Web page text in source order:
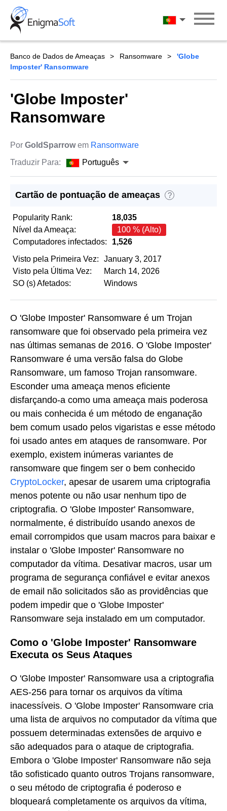
Skip
content
Português
Banco de Dados de Ameaças Ransomware
'Globe
Imposter' Ransomware
'Globe Imposter'
Ransomware
Por GoldSparrowem Ransomware
Traduzir Para:
Português
Cartão de pontuação de ameaças ?
Popularity Rank:
18,035
Nível da Ameaça:
100 % (Alto)
Computadores infectados:
1,526
Visto pela Primeira Vez:
January 3, 2017
Visto pela Última Vez:
March 14, 2026
SO (s) Afetados:
Windows
O 'Globe Imposter' Ransomware é um Trojan
ransomware que foi observado pela primeira vez
nas últimas semanas de 2016. O 'Globe Imposter'
Ransomware é uma versão falsa do Globe
Ransomware, um famoso Trojan ransomware.
Esconder uma ameaça menos eficiente
disfarçando-a como uma ameaça mais poderosa
ou mais conhecida é um método de enganação
bem comum usado pelos vigaristas e esse método
foi usado antes em ataques de ransomware. Por
exemplo, existem inúmeras variantes de
ransomware que fingem ser o bem conhecido
CryptoLocker, apesar de usarem uma criptografia
menos potente ou não usar nenhum tipo de
criptografia. O 'Globe Imposter' Ransomware,
normalmente, é distribuído usando anexos de
email corrompidos que usam macros para baixar e
instalar o 'Globe Imposter' Ransomware no
computador da vítima. Desativar macros, usar um
programa de segurança confiável e evitar anexos
de email não solicitados são as providências que
podem impedir que o 'Globe Imposter'
Ransomware seja instalado em um computador.
Como o 'Globe Imposter' Ransomware
Executa os Seus Ataques
O 'Globe Imposter' Ransomware usa a criptografia
AES-256 para tornar os arquivos da vítima
inacessíveis. O 'Globe Imposter' Ransomware cria
uma lista de arquivos no computador da vítima que
possuem determinadas extensões de arquivo e
são adequados para o ataque de criptografia.
Embora o 'Globe Imposter' Ransomware não seja
tão sofisticado quanto outros Trojans ransomware,
o seu método de criptografia é poderoso e
bloqueará completamente os arquivos da vítima,